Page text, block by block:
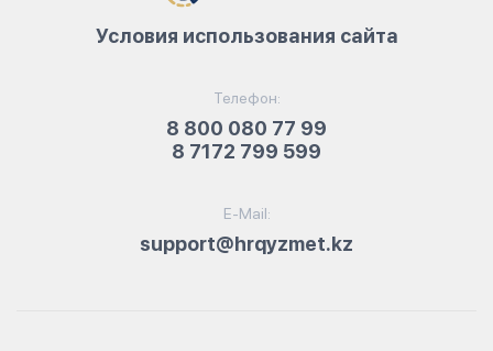
Телефон:
8 800 080 77 99
8 7172 799 599
E-Mail:
support@hrqyzmet.kz
Условия использования сайта